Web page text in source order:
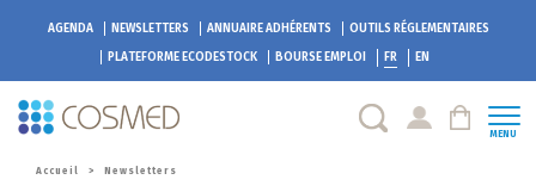
AGENDA NEWSLETTERS ANNUAIRE ADHÉRENTS
OUTILS RÉGLEMENTAIRES
PLATEFORME ECODESTOCK BOURSE EMPLOI FR EN
MENU
Accueil > Newsletters